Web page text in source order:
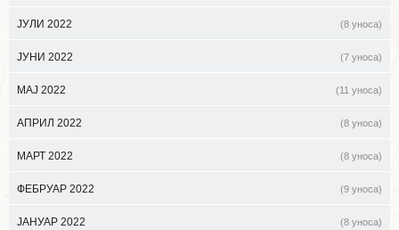
ЈУЛИ 2022 (8 уноса)
ЈУНИ 2022 (7 уноса)
МАЈ 2022 (11 уноса)
АПРИЛ 2022 (8 уноса)
МАРТ 2022 (8 уноса)
ФЕБРУАР 2022 (9 уноса)
ЈАНУАР 2022 (8 уноса)